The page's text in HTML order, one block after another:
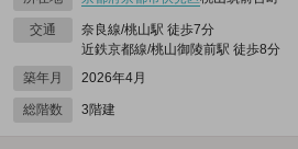
交通
奈良線/桃山駅 徒歩7分
近鉄京都線/桃山御陵前駅 徒歩8分
築年月
2026年4月
総階数 3階建